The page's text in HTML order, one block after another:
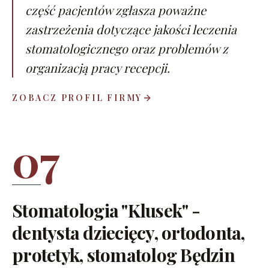
część pacjentów zgłasza poważne
zastrzeżenia dotyczące jakości leczenia
stomatologicznego oraz problemów z
organizacją pracy recepcji.
ZOBACZ PROFIL FIRMY
07
Stomatologia "Klusek" -
dentysta dziecięcy, ortodonta,
protetyk, stomatolog Będzin